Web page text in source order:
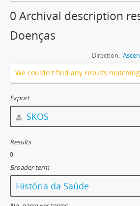
0 Archival description
Doenças
Direction:
We couldn't find any results matching
Export
SKOS
Results
0
Broader term
História da Saúde